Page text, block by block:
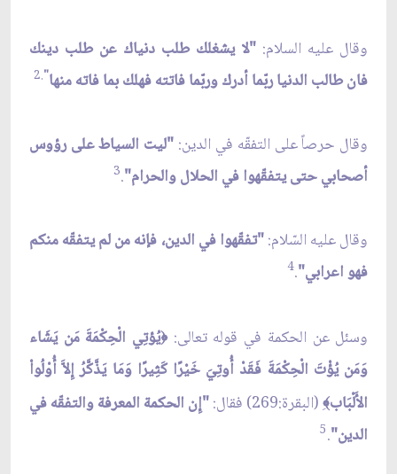
وقال عليه السلام: "لا يشغلك طلب دنياك عن طلب دينك
فان طالب الدنيا ربّما أدرك وربّما فاتته فهلك بما فاته منها"
.2
وقال حرصاً على التفقّه في الدين: "ليت السياط على رؤوس
أصحابي حتى يتفقّهوا في الحلال والحرام".
3
وقال عليه السّلام:"تفقّهوا في الدين، فإنه من لم يتفقّه منكم
فهو اعرابي".
4
وسئل عن الحكمة في قوله تعالى: ﴿يُؤتِي الْحِكْمَةَ مَن يَشَاء
وَمَن يُؤْتَ الْحِكْمَةَ فَقَدْ أُوتِيَ خَيْرًا كَثِيرًا وَمَا يَذَّكَّرُ إِلاَّ أُوْلُواْ
الأَلْبَاب﴾ِ(البقرة:
269
) فقال:"إِن الحكمة المعرفة والتفقّه في
الدين".
5